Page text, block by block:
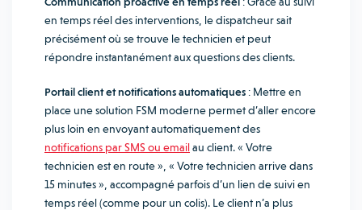
en temps réel des interventions, le dispatcheur sait
précisément où se trouve le technicien et peut
répondre instantanément aux questions des clients.
Portail client et notifications automatiques : Mettre en
place une solution FSM moderne permet d’aller encore
plus loin en envoyant automatiquement des
notifications par SMS ou emailau client. « Votre
technicien est en route », « Votre technicien arrive dans
15 minutes », accompagné parfois d’un lien de suivi en
temps réel (comme pour un colis). Le client n’a plus